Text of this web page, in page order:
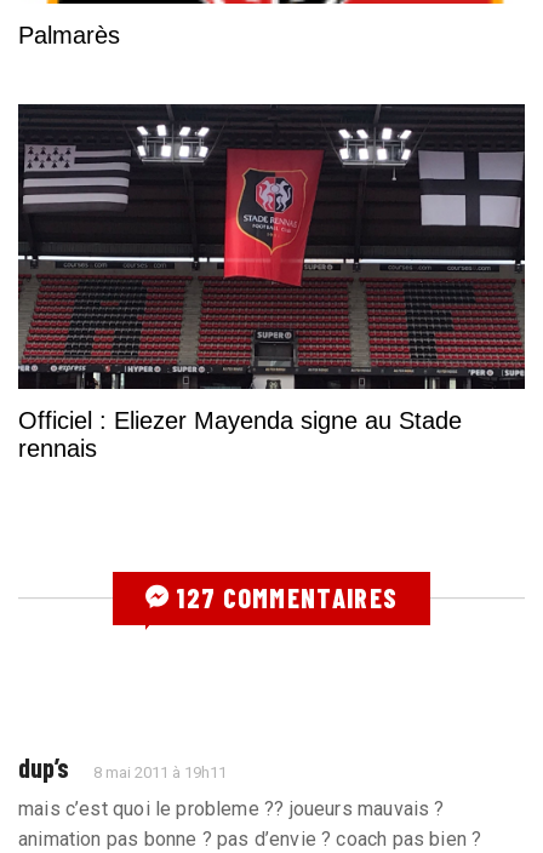
Palmarès
Officiel : Eliezer Mayenda signe au Stade
rennais
127 COMMENTAIRES
dup’s 8 mai 2011 à 19h11
mais c’est quoi le probleme ?? joueurs mauvais ?
animation pas bonne ? pas d’envie ? coach pas bien ?